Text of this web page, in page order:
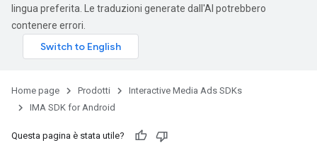
lingua preferita. Le traduzioni generate dall'AI potrebbero
contenere errori.
Home page Prodotti
Interactive Media Ads SDKs
IMA SDK for Android
Questa pagina è stata utile?